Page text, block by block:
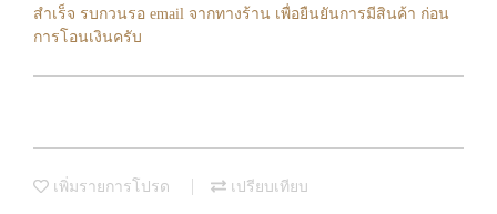
สำเร็จ รบกวนรอ email จากทางร้าน เพื่อยืนยันการมีสินค้า ก่อน
การโอนเงินครับ
เพิ่มรายการโปรด เปรียบเทียบ